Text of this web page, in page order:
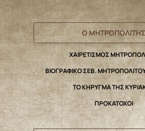
Ο
ΧΑΙΡΕΤΙΣΜΟΣ
ΒΙΟΓΡΑΦΙΚΟ ΣΕΒ. ΜΗΤΡΟΠΟΛΙΤΟΥ
ΤΟ ΚΗΡΥΓΜΑ ΤΗΣ
ΠΡΟΚΑΤΟΧΟΙ